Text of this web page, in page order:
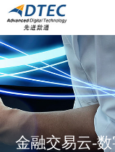
金融交易云-